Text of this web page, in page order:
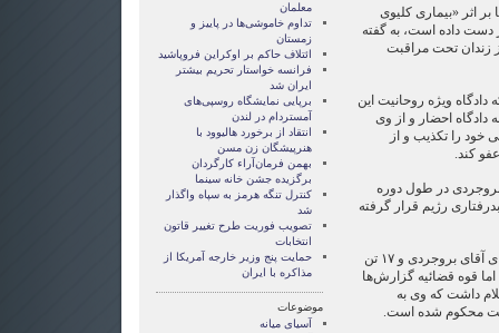
اثر «بیماری کلیوی
را از دست داده است، به گفته
زندان تحت مراقبت
دادگاه ویژه روحانیت این
را در یکم سپتامبر ۲۰۰۸ به دادگاه احضار و از وی
خود را تکذیب و از
کند.
بروجردی در طول دوره
رژیم قرار گرفته
سال گذشته اعلام شده بود که برای آقای بروجردی و ۱۷ تن
قوه قضائیه گزارش‌ها
داشت که وی به
معلمان
تداوم خاموشی‌ها در پاییز و
زمستان
ائتلاف حاکم بر اوکراین فروپاشید
فرانسه خواستار تحریم بیشتر
ایران شد
برپایی نمایشگاه روسپی‌های
آمستردام در لندن
انتقاد از برخورد هاليوود با
هنرپیشگان زن مسن
بهمن فرمان‌آراء کارگردان
برگزیده جشن خانه سینما
کنترل تنگه هرمز به سپاه واگذار
شد
تصویب فوریت طرح تغییر قاتون
انتخابات
حمایت پنج وزیر خارجه آمریکا از
مذاکره با ایران
موضوعات
آسيای ميانه